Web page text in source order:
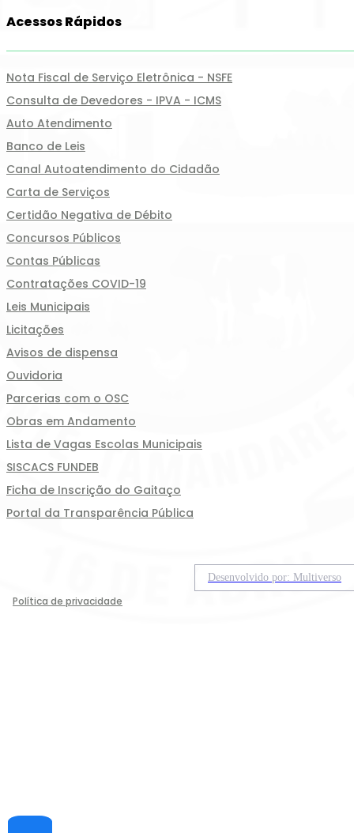
Acessos Rápidos
Nota Fiscal de Serviço Eletrônica - NSFE
Consulta de Devedores - IPVA - ICMS
Auto Atendimento
Banco de Leis
Canal Autoatendimento do Cidadão
Carta de Serviços
Certidão Negativa de Débito
Concursos Públicos
Contas Públicas
Contratações COVID-19
Leis Municipais
Licitações
Avisos de dispensa
Ouvidoria
Parcerias com o OSC
Obras em Andamento
Lista de Vagas Escolas Municipais
SISCACS FUNDEB
Ficha de Inscrição do Gaitaço
Portal da Transparência Pública
Política de privacidade
Desenvolvido por: Multiverso